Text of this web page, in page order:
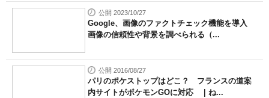
公開 2023/10/27
Google、画像のファクトチェック機能を導入
画像の信頼性や背景を調べられる（...
公開 2016/08/27
パリのポケストップはどこ？ フランスの道案
内サイトがポケモンGOに対応 | ね...